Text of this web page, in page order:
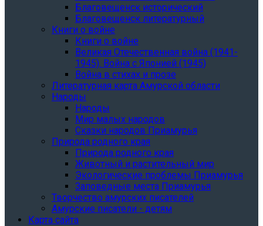
Благовещенск исторический
Благовещенск литературный
Книги о войне
Книги о войне
Великая Отечественная война (1941-
1945). Война с Японией (1945)
Война в стихах и прозе
Литературная карта Амурской области
Народы
Народы
Мир малых народов
Сказки народов Приамурья
Природа родного края
Природа родного края
Животный и растительный мир
Экологические проблемы Приамурья
Заповедные места Приамурья
Творчество амурских писателей
Амурские писатели - детям
Карта сайта